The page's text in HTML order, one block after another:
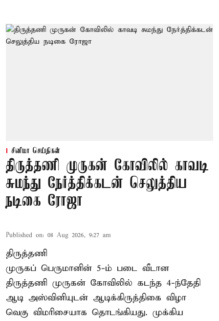
சினிமா செய்திகள்
திருத்தணி முருகன் கோவிலில் காவடி
சுமந்து நேர்த்திக்கடன் செலுத்திய
நடிகை ரோஜா
Published on: 08 Aug 2026, 9:27 am
திருத்தணி
முருகப் பெருமானின் 5-ம் படை வீடான
திருத்தணி முருகன் கோவிலில் கடந்த 4-ந்தேதி
ஆடி அஸ்வினியுடன் ஆடிக்கிருத்திகை விழா
வெகு விமரிசையாக தொடங்கியது. முக்கிய